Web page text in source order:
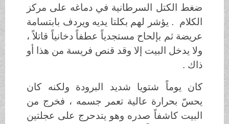
ضغط الكتل السرطانية في دماغه على مركز
الكلام . يؤشر لهم بكلتا يديه ويردف بابتسامة
عريضة ثم بإلحاح مستجدياً عطفاً دخانياً قاتلاً ،
ولا يدخل البيت إلا وقد قنص فريسة من هذا أو
ذاك .
كان يوماً شتويا شديد البرودة ولكنه كان
يحسّ بحرارة عالية تعمر جسمه ، فخرج من
البيت كاشفاً صدره وهو يتدحرج على عجلتين